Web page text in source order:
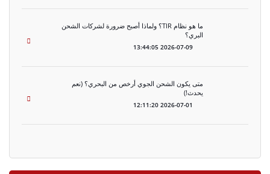
ما هو نظام TIR؟ ولماذا أصبح ضرورة لشركات الشحن
البري؟
2026-07-09 13:44:05
متى يكون الشحن الجوي أرخص من البحري؟ (نعم
يحدث!)
2026-07-01 12:11:20